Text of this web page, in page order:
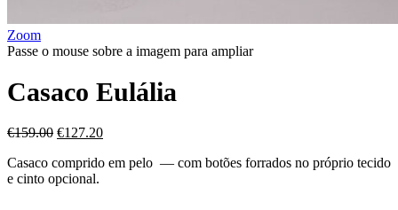
Zoom
Passe o mouse sobre a imagem para ampliar
Casaco Eulália
€159.00 €127.20
Casaco comprido em pelo — com botões forrados no próprio tecido
e cinto opcional.